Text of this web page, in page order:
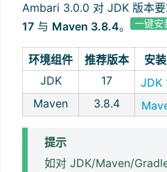
Ambari 3.0.0 对 JDK 版本要
17 与 Maven 3.8.4。 一键安
环境组件 推荐版本
安
JDK
17
JDK
Maven
3.8.4
提示
如对 JDK/Maven/